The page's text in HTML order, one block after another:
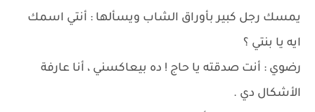
يمسك رجل كبير بأوراق الشاب ويسألها : أنتي اسمك
ايه يا بنتي ؟
رضوي : أنت صدقته يا حاج ! ده بيعاكسني ، أنا عارفة
الأشكال دي .